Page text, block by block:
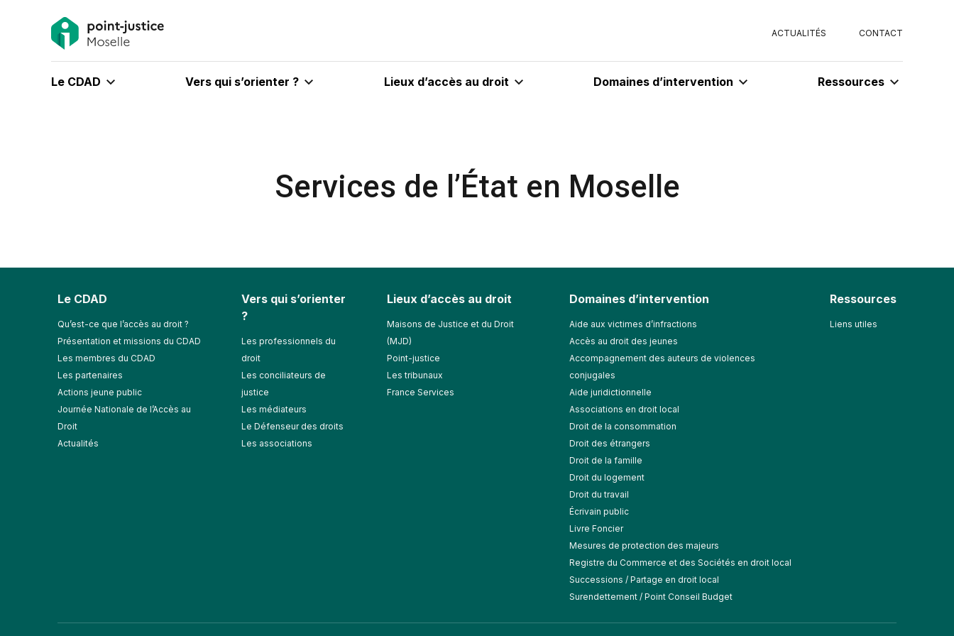
ACTUALITÉS CONTACT
Le CDAD Vers qui s’orienter ? Lieux d’accès au droit Domaines d’intervention Ressources
Services de l’État en Moselle
Le CDAD
Qu’est-ce que l’accès au droit ?
Présentation et missions du CDAD
Les membres du CDAD
Les partenaires
Actions jeune public
Journée Nationale de l’Accès au
Droit
Actualités
Vers qui s’orienter
?
Les professionnels du
droit
Les conciliateurs de
justice
Les médiateurs
Le Défenseur des droits
Les associations
Lieux d’accès au droit
Maisons de Justice et du Droit
(MJD)
Point-justice
Les tribunaux
France Services
Domaines d’intervention
Aide aux victimes d’infractions
Accès au droit des jeunes
Accompagnement des auteurs de violences
conjugales
Aide juridictionnelle
Associations en droit local
Droit de la consommation
Droit des étrangers
Droit de la famille
Droit du logement
Droit du travail
Écrivain public
Livre Foncier
Mesures de protection des majeurs
Registre du Commerce et des Sociétés en droit local
Successions / Partage en droit local
Surendettement / Point Conseil Budget
Ressources
Liens utiles